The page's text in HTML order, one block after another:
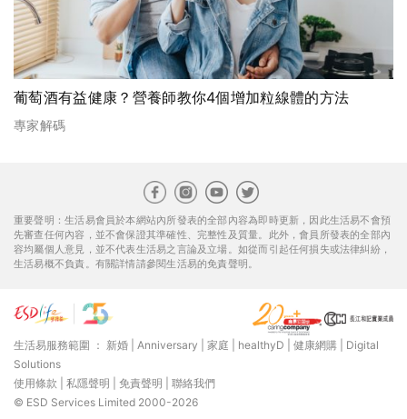
葡萄酒有益健康？營養師教你4個增加粒線體的方法
專家解碼
重要聲明：生活易會員於本網站內所發表的全部內容為即時更新，因此生活易不會預
先審查任何內容，並不會保證其準確性、完整性及質量。此外，會員所發表的全部內
容均屬個人意見，並不代表生活易之言論及立場。如從而引起任何損失或法律糾紛，
生活易概不負責。有關詳情請參閱生活易的免責聲明。
生活易服務範圍 ： 新婚 Anniversary 家庭 healthyD 健康網購
Digital
Solutions
使用條款
私隱聲明 免責聲明
聯絡我們
© ESD Services Limited 2000-2026